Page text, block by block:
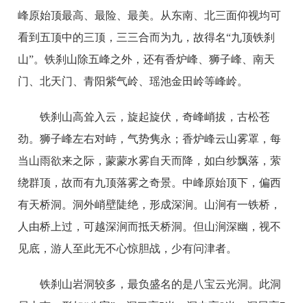
峰原始顶最高、最险、最美。从东南、北三面仰视均可
看到五顶中的三顶，三三合而为九，故得名“九顶铁刹
山”。铁刹山除五峰之外，还有香炉峰、狮子峰、南天
门、北天门、青阳紫气岭、瑶池金田岭等峰岭。
铁刹山高耸入云，旋起旋伏，奇峰峭拔，古松苍
劲。狮子峰左右对峙，气势隽永；香炉峰云山雾罩，每
当山雨欲来之际，蒙蒙水雾自天而降，如白纱飘落，萦
绕群顶，故而有九顶落雾之奇景。中峰原始顶下，偏西
有天桥洞。洞外峭壁陡绝，形成深涧。山涧有一铁桥，
人由桥上过，可越深涧而抵天桥洞。但山涧深幽，视不
见底，游人至此无不心惊胆战，少有问津者。
铁刹山岩洞较多，最负盛名的是八宝云光洞。此洞